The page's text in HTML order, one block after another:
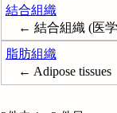
結合組織
← 結合組織 (医学
脂肪組織
← Adipose tissues